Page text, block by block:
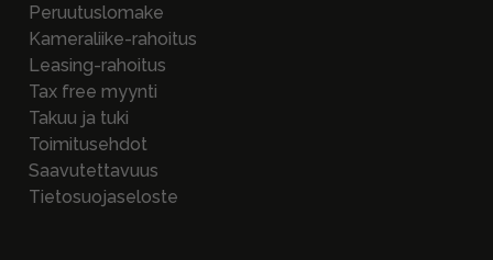
Peruutuslomake
Kameraliike-rahoitus
Leasing-rahoitus
Tax free myynti
Takuu ja tuki
Toimitusehdot
Saavutettavuus
Tietosuojaseloste